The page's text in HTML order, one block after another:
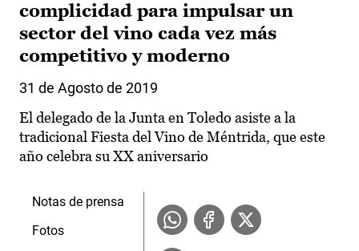
complicidad para impulsar un
sector del vino cada vez más
competitivo y moderno
31 de Agosto de 2019
El delegado de la Junta en Toledo asiste a la
tradicional Fiesta del Vino de Méntrida, que este
año celebra su XX aniversario
Notas de prensa
Fotos